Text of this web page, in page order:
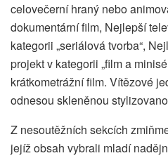
celovečerní hraný nebo
dokumentární film, Nejlepší
kategorii „seriálová tvorba“,
projekt v kategorii „film a
krátkometrážní film. Vítězové
odnesou skleněnou
Z nesoutěžních sekcích
jejíž obsah vybrali mladí